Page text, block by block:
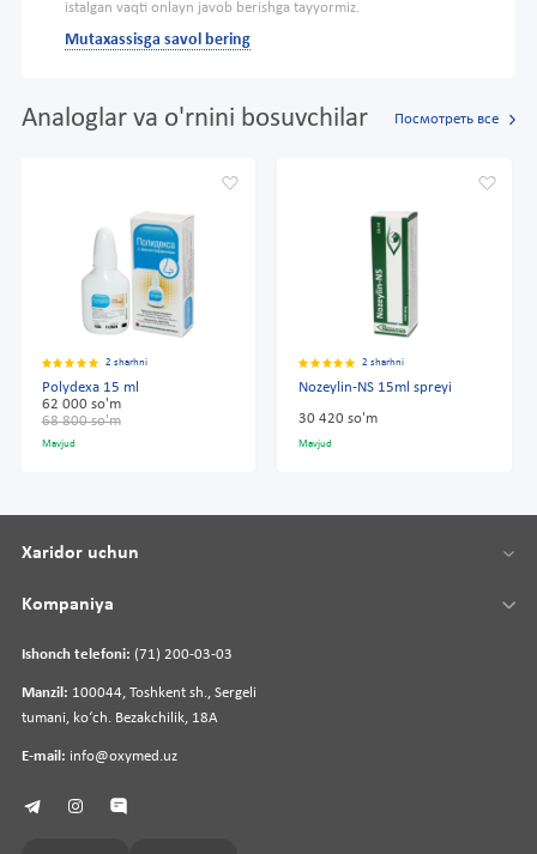
istalgan vaqti onlayn javob berishga tayyormiz.
Mutaxassisga savol bering
Analoglar va o'rnini bosuvchilar Посмотреть все
2 sharhni
Polydexa 15 ml
62 000 so'm
68 800 so'm
Mavjud
2 sharhni
Nozeylin-NS 15ml spreyi
30 420 so'm
Mavjud
Ishonch telefoni: (71) 200-03-03
Manzil: 100044, Toshkent sh., Sergeli
tumani, koʻch. Bezakchilik, 18A
E-mail: info@oxymed.uz
Xaridor uchun
Kompaniya